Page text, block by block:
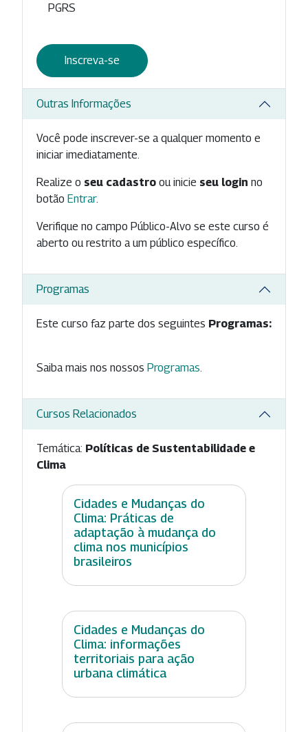
PGRS
Inscreva-se
Outras Informações
Você pode inscrever-se a qualquer momento e
iniciar imediatamente.
Realize o seu cadastro ou inicie seu login no
botão Entrar.
Verifique no campo Público-Alvo se este curso é
aberto ou restrito a um público específico.
Programas
Este curso faz parte dos seguintes Programas:
Saiba mais nos nossos Programas
Cursos Relacionados
Temática: Políticas de Sustentabilidade e
Clima
Cidades e Mudanças do
Clima: Práticas de
adaptação à mudança do
clima nos municípios
brasileiros
Cidades e Mudanças do
Clima: informações
territoriais para ação
urbana climática